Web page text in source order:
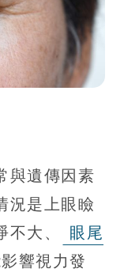
與遺傳因素
況是上眼瞼
大、
眼尾
響視力發